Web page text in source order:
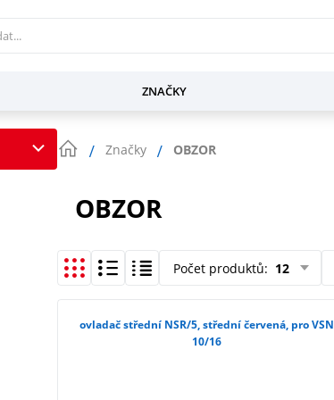
ZNAČKY
Značky OBZOR
OBZOR
Počet produktů: 12
ovladač střední NSR/5, střední červená, pro VSN
10/16